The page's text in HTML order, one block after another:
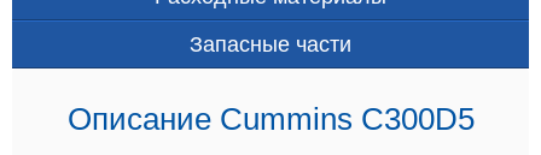
Запасные части
Описание Cummins C300D5